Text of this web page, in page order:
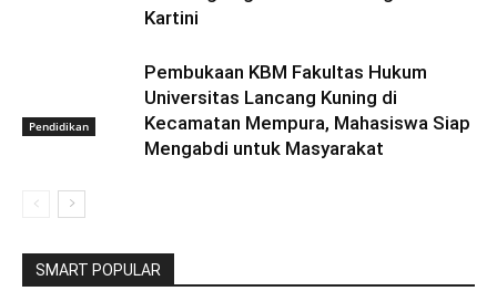
Kartini
Pendidikan
Pembukaan KBM Fakultas Hukum
Universitas Lancang Kuning di
Kecamatan Mempura, Mahasiswa Siap
Mengabdi untuk Masyarakat
SMART POPULAR